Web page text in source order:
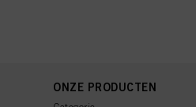
ONZE PRODUCTEN